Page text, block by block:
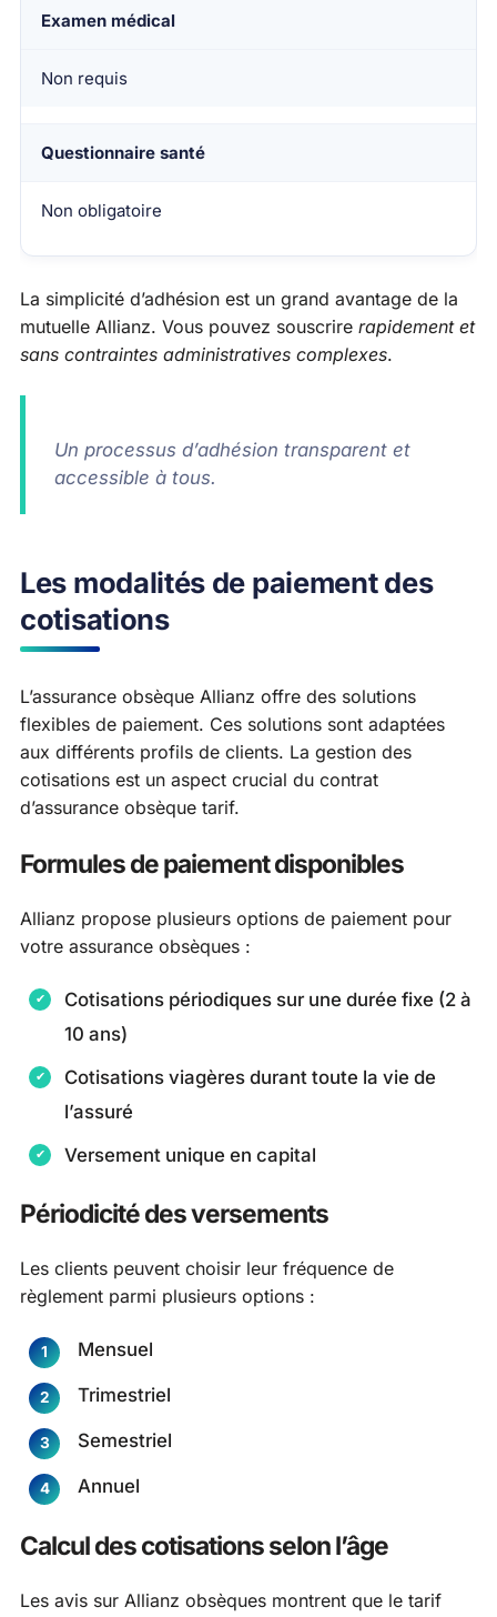
Examen médical
Non requis
Questionnaire santé
Non obligatoire
La simplicité d’adhésion est un grand avantage de la
mutuelle Allianz. Vous pouvez souscrire rapidement et
sans contraintes administratives complexes.
Un processus d’adhésion transparent et
accessible à tous.
Les modalités de paiement des
cotisations
L’assurance obsèque Allianz offre des solutions
flexibles de paiement. Ces solutions sont adaptées
aux différents profils de clients. La gestion des
cotisations est un aspect crucial du contrat
d’assurance obsèque tarif.
Formules de paiement disponibles
Allianz propose plusieurs options de paiement pour
votre assurance obsèques :
Cotisations périodiques sur une durée fixe (2 à
10 ans)
Cotisations viagères durant toute la vie de
l’assuré
Versement unique en capital
Périodicité des versements
Les clients peuvent choisir leur fréquence de
règlement parmi plusieurs options :
Mensuel
Trimestriel
Semestriel
Annuel
Calcul des cotisations selon l’âge
Les avis sur Allianz obsèques montrent que le tarif